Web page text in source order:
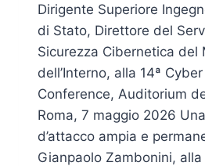
Dirigente Superiore
di Stato, Direttore del
Sicurezza Cibernetica del
dell’Interno, alla 14ª
Conference, Auditorium
Roma, 7 maggio 2026
d’attacco ampia e
Gianpaolo Zambonini,